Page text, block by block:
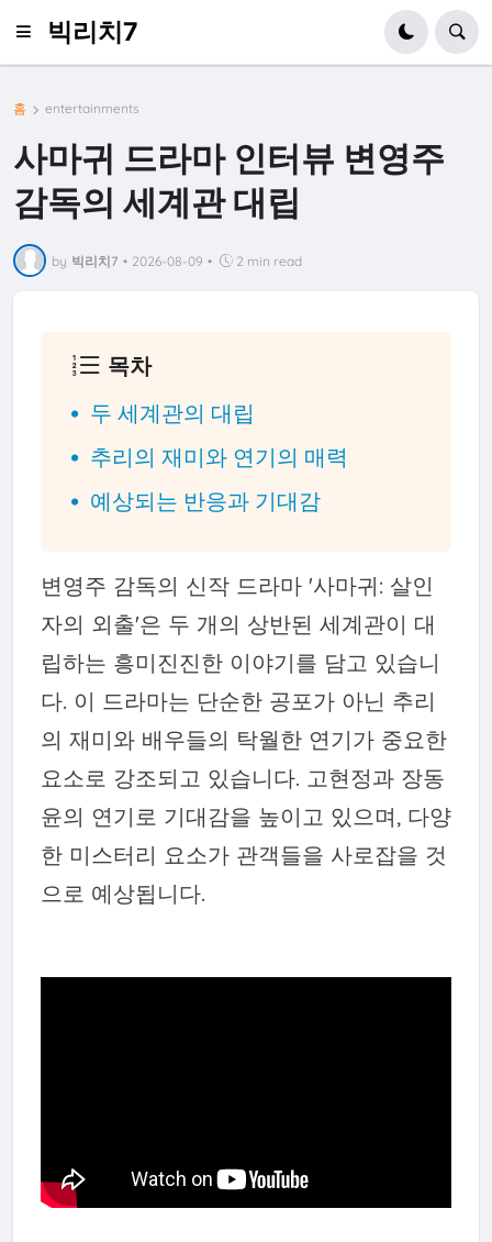
빅리치7
홈 entertainments
사마귀 드라마 인터뷰 변영주
감독의 세계관 대립
by 빅리치7 • 2026-08-09 • 2 min read
목차
두 세계관의 대립
추리의 재미와 연기의 매력
예상되는 반응과 기대감
변영주 감독의 신작 드라마 '사마귀: 살인
자의 외출'은 두 개의 상반된 세계관이 대
립하는 흥미진진한 이야기를 담고 있습니
다. 이 드라마는 단순한 공포가 아닌 추리
의 재미와 배우들의 탁월한 연기가 중요한
요소로 강조되고 있습니다. 고현정과 장동
윤의 연기로 기대감을 높이고 있으며, 다양
한 미스터리 요소가 관객들을 사로잡을 것
으로 예상됩니다.